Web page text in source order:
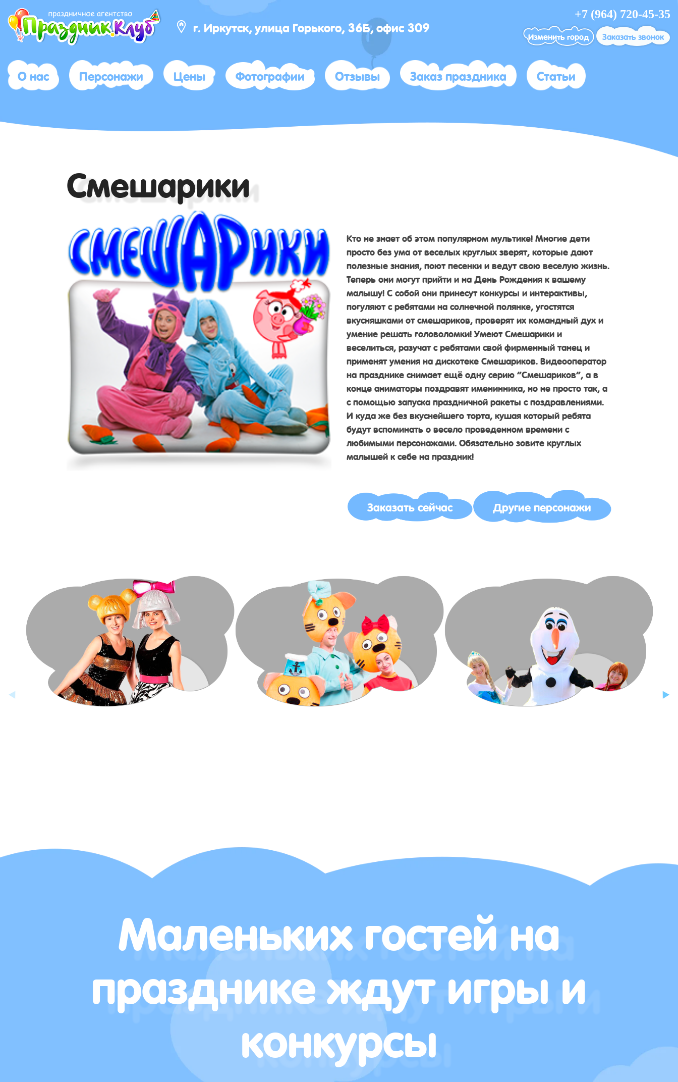
г. Иркутск, улица Горького, 36Б, офис 309 +7 (964) 720-45-35
Изменить город Заказать звонок
О нас Персонажи Цены Фотографии Отзывы Заказ праздника Статьи
Смешарики
Кто не знает об этом популярном мультике! Многие дети
просто без ума от веселых круглых зверят, которые дают
полезные знания, поют песенки и ведут свою веселую жизнь.
Теперь они могут прийти и на День Рождения к вашему
малышу! С собой они принесут конкурсы и интерактивы,
погуляют с ребятами на солнечной полянке, угостятся
вкусняшками от смешариков, проверят их командный дух и
умение решать головоломки! Умеют Смешарики и
веселиться, разучат с ребятами свой фирменный танец и
применят умения на дискотеке Смешариков. Видеооператор
на празднике снимает ещё одну серию “Смешариков”, а в
конце аниматоры поздравят именинника, но не просто так, а
с помощью запуска праздничной ракеты с поздравлениями.
И куда же без вкуснейшего торта, кушая который ребята
будут вспоминать о весело проведенном времени с
любимыми персонажами. Обязательно зовите круглых
малышей к себе на праздник!
Заказать сейчас Другие персонажи
Маленьких гостей на
празднике ждут игры и
конкурсы